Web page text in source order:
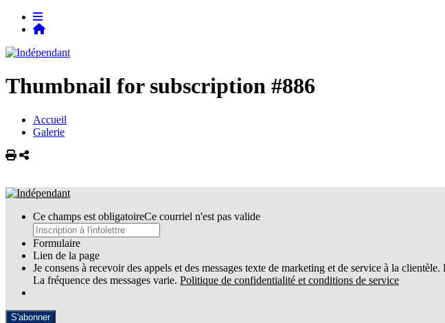
Thumbnail for subscription #886
Accueil
Galerie
Imprimer
Partager
Ce champs est obligatoireCe courriel n'est pas valide
Formulaire
Lien de la page
Je consens à recevoir des appels et des messages texte de marketing et de service à la
La fréquence des messages varie. Politique de confidentialité et conditions de service
S'abonner